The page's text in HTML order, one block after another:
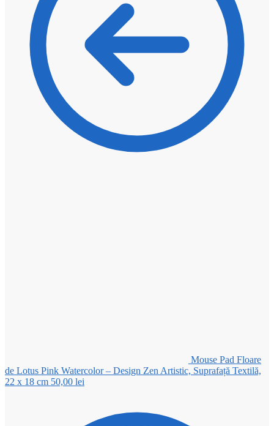
Mouse Pad Floare
de Lotus Pink Watercolor – Design Zen Artistic, Suprafață Textilă,
22 x 18 cm 50,00 lei